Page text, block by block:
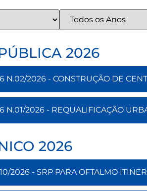
2026
N.02/2026 - CONSTRUÇÃO DE
N.01/2026 - REQUALIFICAÇÃO
2026
2026 - SRP PARA OFTALMO